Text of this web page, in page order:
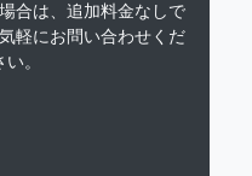
合は、追加料金なしで
軽にお問い合わせくだ
い。